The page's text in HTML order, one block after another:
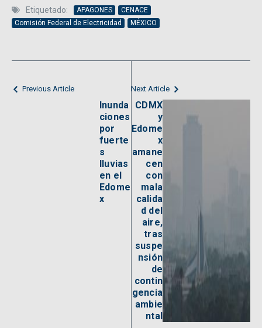
Etiquetado: APAGONES
CENACE
Comisión Federal de Electricidad
MÉXICO
Previous Article
Inunda
ciones
por
fuerte
s
lluvias
en el
Edome
x
Next Article
CDMX
y
Edome
x
amane
cen
con
mala
calida
d del
aire,
tras
suspe
nsión
de
contin
gencia
ambie
ntal